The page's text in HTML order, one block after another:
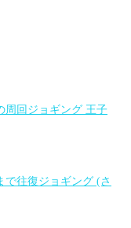
周回ジョギング 王子
で往復ジョギング (さ